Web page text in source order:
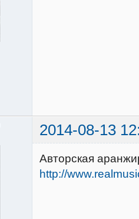
2014-08-13
Авторская
http://